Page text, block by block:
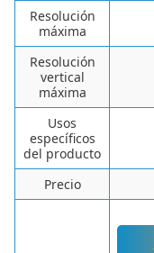
Resolución
máxima
Resolución
vertical
máxima
Usos
específicos
del producto
Precio